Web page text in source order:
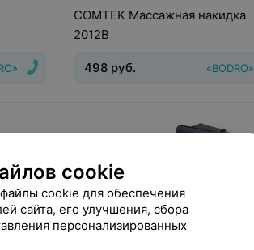
COMTEK Массажная накидка
2012B
«BODRO»
498 руб.
cookie
cookie для обеспечения
сайта, его улучшения, сбора
персонализированных